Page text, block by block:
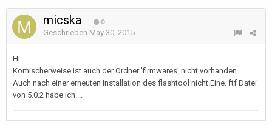
micska 0
Geschrieben May 30, 2015
Hi...
Komischerweise ist auch der Ordner 'firmwares' nicht vorhanden...
Auch nach einer erneuten Installation des flashtool nicht.Eine. ftf Datei
von 5.0.2 habe ich....